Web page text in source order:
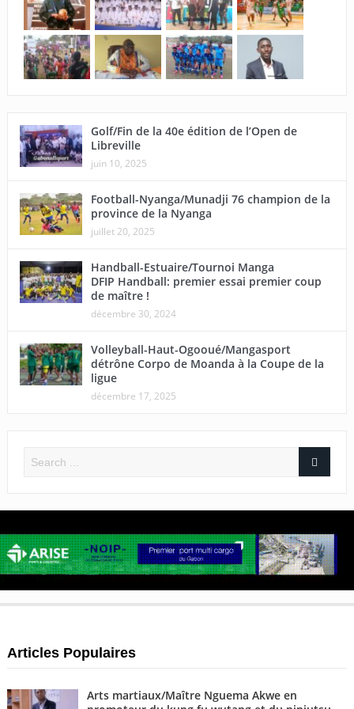
Golf/Fin de la 40e édition de l’Open de
Libreville
juin 10, 2025
Football-Nyanga/Munadji 76 champion de la
province de la Nyanga
juillet 20, 2025
Handball-Estuaire/Tournoi Manga
DFIP Handball: premier essai premier coup
de maître !
décembre 30, 2024
Volleyball-Haut-Ogooué/Mangasport
détrône Corpo de Moanda à la Coupe de la
ligue
décembre 17, 2025
Articles Populaires
Arts martiaux/Maître Nguema Akwe en